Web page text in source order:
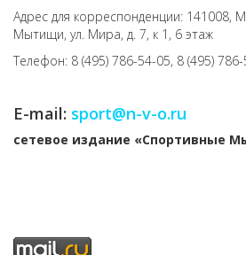
Адрес для корреспонденции: 141008,
Мытищи, ул. Мира, д. 7, к 1, 6 этаж
Телефон: 8 (495) 786-54-05, 8 (495)
E-mail: sport@n-v-o.ru
cетевое издание «Спортивные